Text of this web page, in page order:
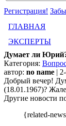
Регистрация!
ГЛАВНАЯ
ЭКСПЕРТЫ
Думает ли
Категория:
автор: no name |
Добрый вечер!
(18.01.1967)?
Другие новости
{related-